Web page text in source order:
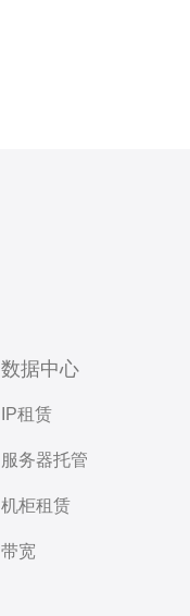
数据中心
IP租赁
服务器托管
机柜租赁
带宽